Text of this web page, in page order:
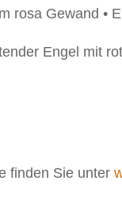
rosa Gewand •
Engel mit
finden Sie unter